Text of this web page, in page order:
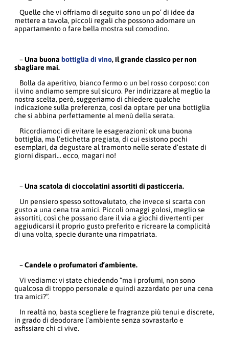
Quelle che vi offriamo di seguito sono un po’ di idee da
mettere a tavola, piccoli regali che possono adornare un
appartamento o fare bella mostra sul comodino.
–Una buona bottiglia di vino, il grande classico per non
sbagliare mai.
Bolla da aperitivo, bianco fermo o un bel rosso corposo: con
il vino andiamo sempre sul sicuro. Per indirizzare al meglio la
nostra scelta, però, suggeriamo di chiedere qualche
indicazione sulla preferenza, così da optare per una bottiglia
che si abbina perfettamente al menù della serata.
Ricordiamoci di evitare le esagerazioni: ok una buona
bottiglia, ma l’etichetta pregiata, di cui esistono pochi
esemplari, da degustare al tramonto nelle serate d’estate di
giorni dispari… ecco, magari no!
–Una scatola di cioccolatini assortiti di pasticceria.
Un pensiero spesso sottovalutato, che invece si scarta con
gusto a una cena tra amici. Piccoli omaggi golosi, meglio se
assortiti, così che possano dare il via a giochi divertenti per
aggiudicarsi il proprio gusto preferito e ricreare la complicità
di una volta, specie durante una rimpatriata.
–Candele o profumatori d’ambiente.
Vi vediamo: vi state chiedendo “ma i profumi, non sono
qualcosa di troppo personale e quindi azzardato per una cena
tra amici?”.
In realtà no, basta scegliere le fragranze più tenui e discrete,
in grado di deodorare l’ambiente senza sovrastarlo e
asfissiare chi ci vive.